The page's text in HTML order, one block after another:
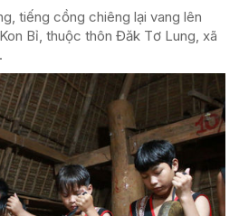
tiếng cồng chiêng lại vang lên
Bỉ, thuộc thôn Đăk Tơ Lung, xã